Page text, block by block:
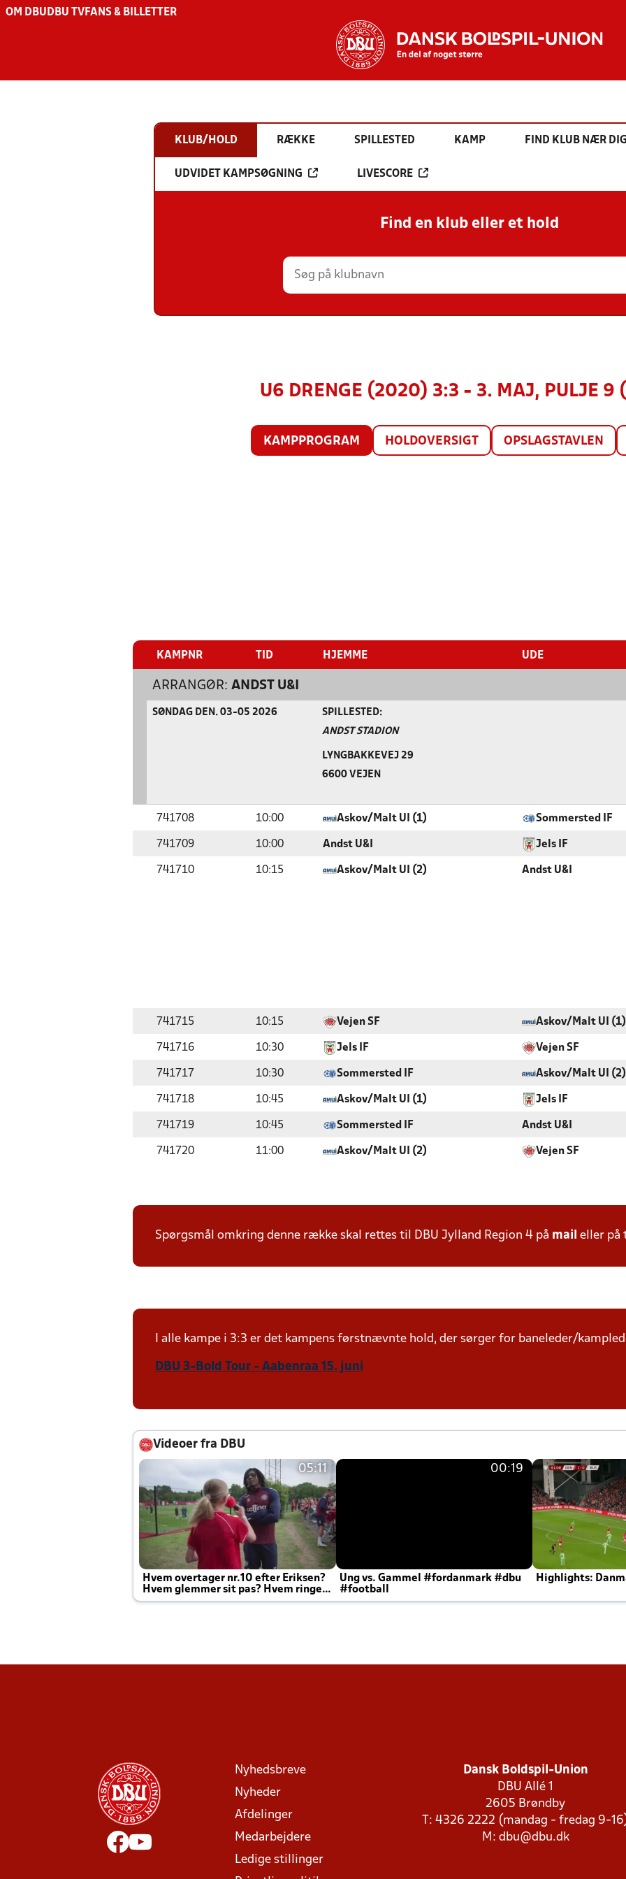
OM DBU DBU TV FANS & BILLETTER
KLUB/HOLD RÆKKE SPILLESTED KAMP FIND KLUB NÆR
UDVIDET KAMPSØGNING LIVESCORE
Find en klub eller et hold
U6 DRENGE (2020) 3:3 - 3. MAJ, PULJE 9
KAMPPROGRAM HOLDOVERSIGT OPSLAGSTAVLEN
KAMPNR TID HJEMME UDE
ARRANGØR: ANDST U&I
SØNDAG DEN. 03-05 2026 SPILLESTED:
ANDST STADION
LYNGBAKKEVEJ 29
6600 VEJEN
741708 10:00 Askov/Malt UI (1) Sommersted IF
741709 10:00 Andst U&I Jels IF
741710 10:15 Askov/Malt UI (2) Andst U&I
741715 10:15 Vejen SF Askov/Malt UI (1)
741716 10:30 Jels IF Vejen SF
741717 10:30 Sommersted IF Askov/Malt UI (2)
741718 10:45 Askov/Malt UI (1) Jels IF
741719 10:45 Sommersted IF Andst U&I
741720 11:00 Askov/Malt UI (2) Vejen SF
Spørgsmål omkring denne række skal rettes til DBU Jylland Region 4 på mail eller
I alle kampe i 3:3 er det kampens førstnævnte hold, der sørger for baneleder/
DBU 3-Bold Tour - Aabenraa 15. juni
Videoer fra DBU
05:11
Hvem overtager nr.10 efter Eriksen?
Hvem glemmer sit pas? Hvem ringer
Joachim altid til efter kampe?
00:19
Ung vs. Gammel #fordanmark #dbu
#football
Highlights:
Nyhedsbreve
Nyheder
Afdelinger
Medarbejdere
Ledige stillinger
Dansk Boldspil-Union
DBU Allé 1
2605 Brøndby
T: 4326 2222 (mandag - fredag 9-
M: dbu@dbu.dk